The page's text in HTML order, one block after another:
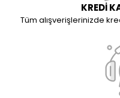
KREDİ
Tüm alışverişlerinizde